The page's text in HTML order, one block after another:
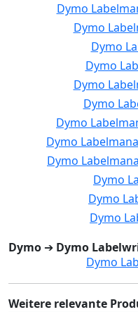
Dymo
Dymo
Dymo
Dymo
Dymo
Dymo
Dymo
Dymo
Dymo
Dymo
Dymo
Dymo
Dymo ➔ Dymo
Dymo
Weitere relevante